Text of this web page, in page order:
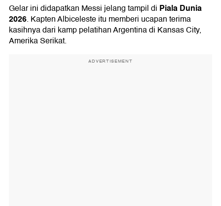
Gelar ini didapatkan Messi jelang tampil di Piala Dunia
2026. Kapten Albiceleste itu memberi ucapan terima
kasihnya dari kamp pelatihan Argentina di Kansas City,
Amerika Serikat.
ADVERTISEMENT